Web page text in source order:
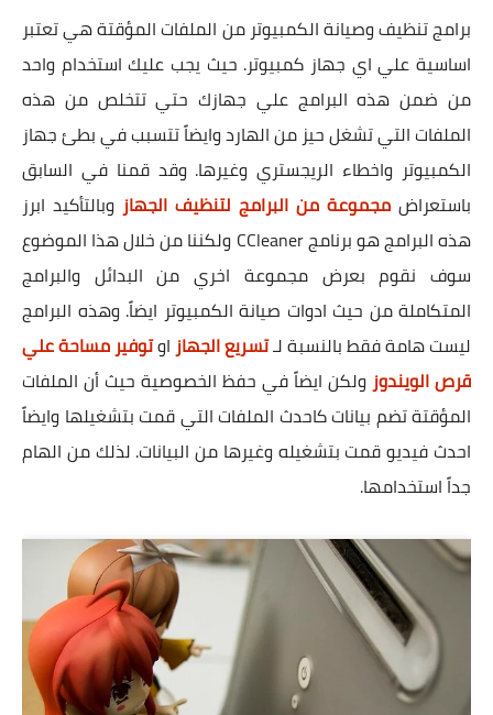
برامج تنظيف وصيانة الكمبيوتر من الملفات المؤقتة هي تعتبر
اساسية علي اي جهاز كمبيوتر. حيث يجب عليك استخدام واحد
من ضمن هذه البرامج علي جهازك حتي تتخلص من هذه
الملفات التي تشغل حيز من الهارد وايضاً تتسبب في بطئ جهاز
الكمبيوتر واخطاء الريجستري وغيرها. وقد قمنا في السابق
باستعراض مجموعة من البرامج لتنظيف الجهاز وبالتأكيد ابرز
هذه البرامج هو برنامج CCleaner ولكننا من خلال هذا الموضوع
سوف نقوم بعرض مجموعة اخري من البدائل والبرامج
المتكاملة من حيث ادوات صيانة الكمبيوتر ايضاً. وهذه البرامج
ليست هامة فقط بالنسبة لـتسريع الجهازاوتوفير مساحة علي
قرص الويندوزولكن ايضاً في حفظ الخصوصية حيث أن الملفات
المؤقتة تضم بيانات كاحدث الملفات التي قمت بتشغيلها وايضاً
احدث فيديو قمت بتشغيله وغيرها من البيانات. لذلك من الهام
جداً استخدامها.